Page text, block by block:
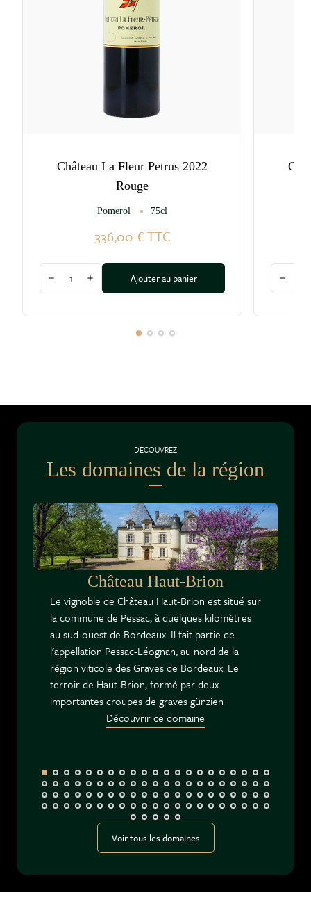
Château La Fleur Petrus 2022
Rouge
Pomerol 75cl
336,00 €TTC
Diminuer la quantité
Augmenter la quantité
Ajouter au panier
DÉCOUVREZ
Les domaines de la région
Château Haut-Brion
Le vignoble de Château Haut-Brion est situé sur
la commune de Pessac, à quelques kilomètres
au sud-ouest de Bordeaux. Il fait partie de
l'appellation Pessac-Léognan, au nord de la
région viticole des Graves de Bordeaux. Le
terroir de Haut-Brion, formé par deux
importantes croupes de graves günzien
Découvrir ce domaine
Voir tous les domaines